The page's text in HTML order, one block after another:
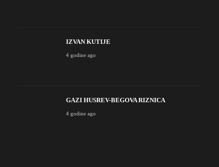
IZVAN KUTIJE
4 godine ago
GAZI HUSREV-BEGOVA RIZNICA
4 godine ago